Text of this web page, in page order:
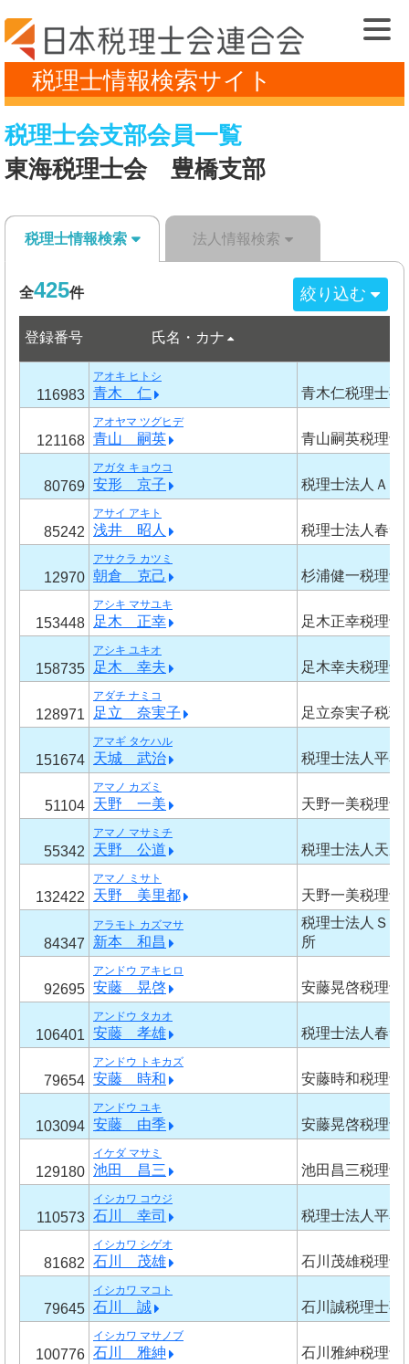
税理士情報検索サイト
税理士会支部会員一覧
東海税理士会 豊橋支部
税理士情報検索 法人情報検索
全425件 絞り込む
登録番号 氏名・カナ
116983
アオキ ヒトシ
青木 仁 青木仁税理士事
121168
アオヤマ ツグヒデ
青山 嗣英 青山嗣英税理士
80769
アガタ キョウコ
安形 京子 税理士法人Ａｇ
85242
アサイ アキト
浅井 昭人 税理士法人春サ
12970
アサクラ カツミ
朝倉 克己 杉浦健一税理士
153448
アシキ マサユキ
足木 正幸 足木正幸税理士
158735
アシキ ユキオ
足木 幸夫 足木幸夫税理士
128971
アダチ ナミコ
足立 奈実子 足立奈実子税理
151674
アマギ タケハル
天城 武治 税理士法人平石
51104
アマノ カズミ
天野 一美 天野一美税理士
55342
アマノ マサミチ
天野 公道 税理士法人天野
132422
アマノ ミサト
天野 美里都 天野一美税理士
84347
アラモト カズマサ
新本 和昌
税理士法人Ｓ
所
92695
アンドウ アキヒロ
安藤 晃啓 安藤晃啓税理士
106401
アンドウ タカオ
安藤 孝雄 税理士法人春
79654
アンドウ トキカズ
安藤 時和 安藤時和税理士
103094
アンドウ ユキ
安藤 由季 安藤晃啓税理士
129180
イケダ マサミ
池田 昌三 池田昌三税理士
110573
イシカワ コウジ
石川 幸司 税理士法人平
81682
イシカワ シゲオ
石川 茂雄 石川茂雄税理士
79645
イシカワ マコト
石川 誠 石川誠税理士事
100776
イシカワ マサノブ
石川 雅紳 石川雅紳税理士